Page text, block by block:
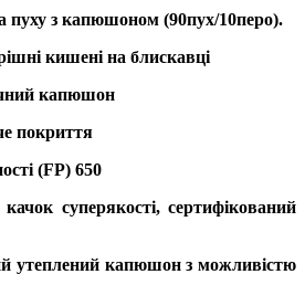
пуху з капюшоном (90пух/10перо).
кишені на блискавці
капюшон
покриття
(FP) 650
суперякості, сертифікований
утеплений капюшон з можливістю